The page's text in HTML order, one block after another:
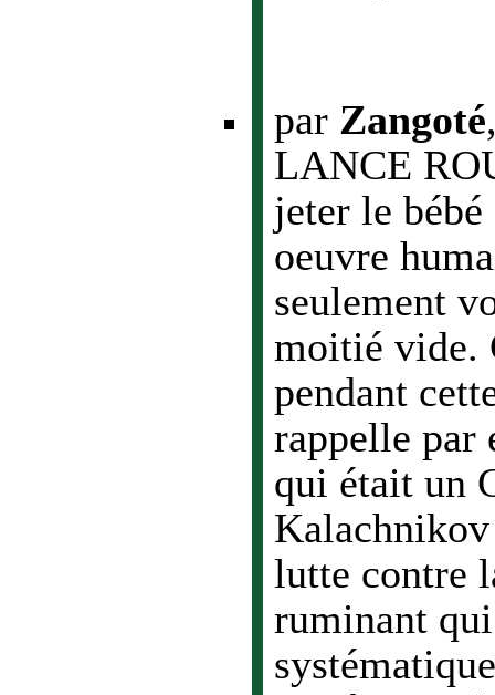
par Zangoté
LANCE
jeter le bébé
oeuvre
seulement
moitié vide.
pendant
rappelle par
qui était un
Kalachnikov
lutte contre
ruminant